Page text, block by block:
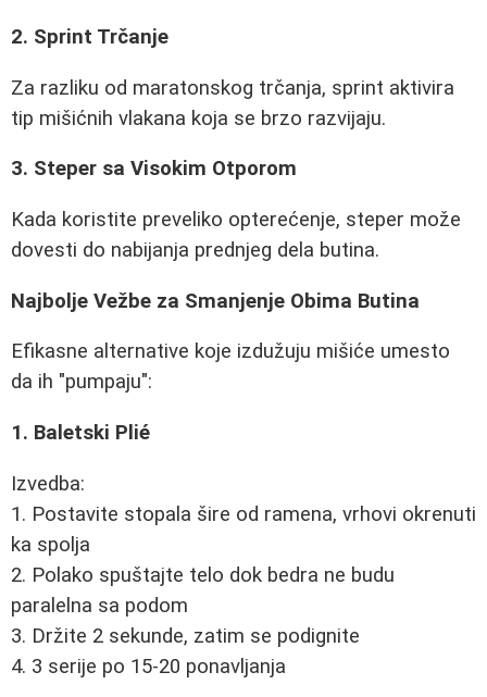
2. Sprint Trčanje
Za razliku od maratonskog trčanja, sprint aktivira
tip mišićnih vlakana koja se brzo razvijaju.
3. Steper sa Visokim Otporom
Kada koristite preveliko opterećenje, steper može
dovesti do nabijanja prednjeg dela butina.
Najbolje Vežbe za Smanjenje Obima Butina
Efikasne alternative koje izdužuju mišiće umesto
da ih "pumpaju":
1. Baletski Plié
Izvedba:
1. Postavite stopala šire od ramena, vrhovi okrenuti
ka spolja
2. Polako spuštajte telo dok bedra ne budu
paralelna sa podom
3. Držite 2 sekunde, zatim se podignite
4. 3 serije po 15-20 ponavljanja